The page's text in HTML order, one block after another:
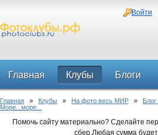
Войти
Главная Клубы Блоги
Форум
Главная » Клубы » На фото весь МИР »
Море...море...
Помочь сайту материально? Сделайте
сбер.Любая сумма